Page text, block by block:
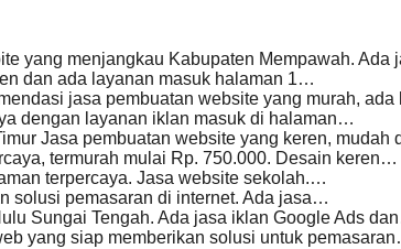
yang menjangkau Kabupaten Mempawah. Ada
dan ada layanan masuk halaman 1…
jasa pembuatan website yang murah,
dengan layanan iklan masuk di halaman…
Jasa pembuatan website yang keren,
termurah mulai Rp. 750.000. Desain keren…
terpercaya. Jasa website sekolah.…
solusi pemasaran di internet. Ada jasa…
Sungai Tengah. Ada jasa iklan Google Ads
yang siap memberikan solusi untuk